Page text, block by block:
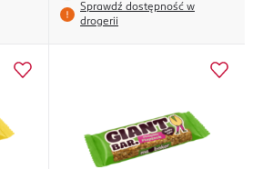
Sprawdź dostępność w
drogerii